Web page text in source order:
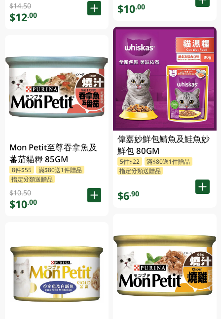
$14.50
$12.00
Mon Petit至尊吞拿魚及
蕃茄貓糧 85GM
8件$55
滿$80送1件贈品
指定分類送贈品
$10.50
$10.00
$10.00
偉嘉妙鮮包鯖魚及鮭魚妙
鮮包 80GM
5件$22
滿$80送1件贈品
指定分類送贈品
$6.90